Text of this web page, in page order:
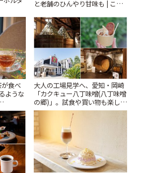
とりっ
と老舗のひんやり甘味も | こと
食べ
ような
んびり
大人の工場見学へ、愛知・岡崎
「カクキュー八丁味噌(八丁味噌
の郷)」。試食や買い物も楽しみ
♪ | ことりっぷ